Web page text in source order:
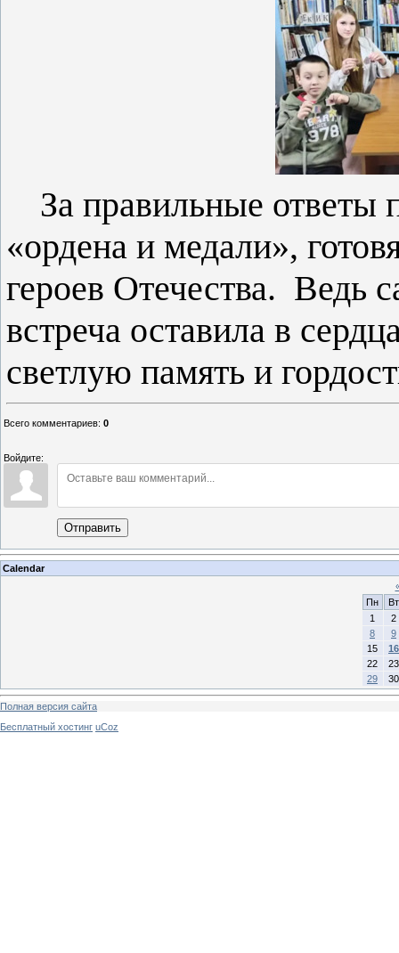
За правильные ответы
«ордена и медали»,
героев Отечества. Ведь
встреча оставила в
светлую память и
Всего комментариев: 0
Войдите:
Отправить
Calendar
Пн
Вт
1
2
8
9
15
16
22
23
29
30
Полная версия сайта
Бесплатный хостинг uCoz